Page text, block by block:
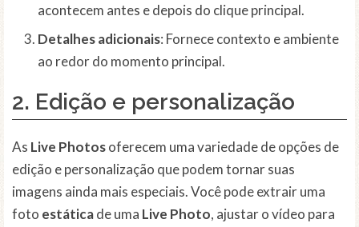
acontecem antes e depois do clique principal.
Detalhes adicionais: Fornece contexto e ambiente
ao redor do momento principal.
2. Edição e personalização
As Live Photosoferecem uma variedade de opções de
edição e personalização que podem tornar suas
imagens ainda mais especiais. Você pode extrair uma
foto estáticade uma Live Photo, ajustar o vídeo para